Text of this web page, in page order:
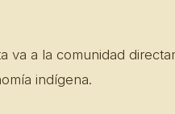
va a la comunidad
indígena.